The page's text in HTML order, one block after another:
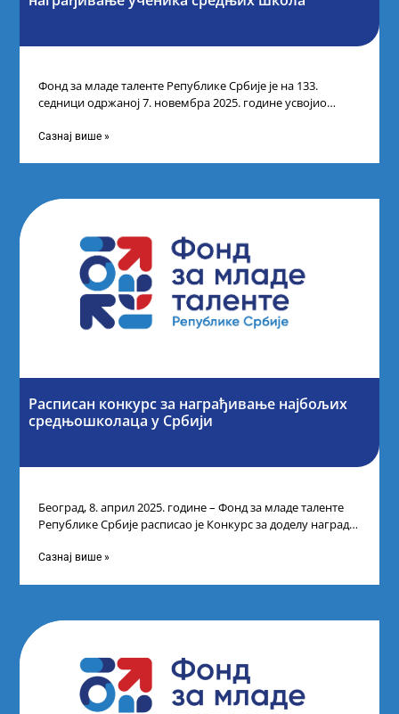
Фонд за младе таленте Републике Србије је на 133.
седници одржаној 7. новембра 2025. године усвојио
Сазнај више »
Расписан конкурс за награђивање најбољих
средњошколаца у Србији
Београд, 8. април 2025. године – Фонд за младе таленте
Републике Србије расписао је Конкурс за доделу награда
Сазнај више »